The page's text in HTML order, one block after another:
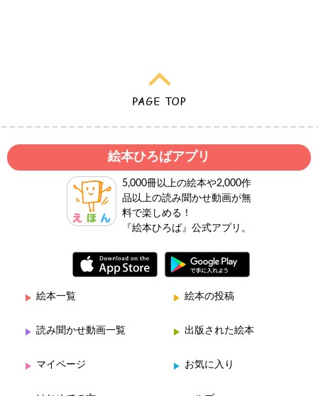
絵本ひろばアプリ
5,000冊以上の絵本や2,000作
品以上の読み聞かせ動画が無
料で楽しめる！
『絵本ひろば』公式アプリ。
絵本一覧 絵本の投稿
読み聞かせ動画一覧 出版された絵本
マイページ お気に入り